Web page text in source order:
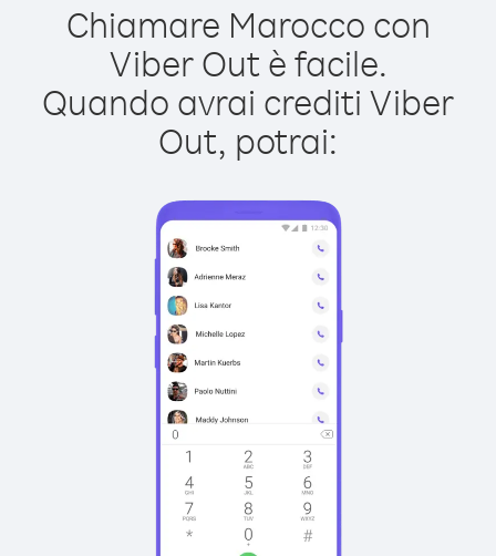
Chiamare Marocco con
Viber Out è facile.
Quando avrai crediti Viber
Out, potrai: